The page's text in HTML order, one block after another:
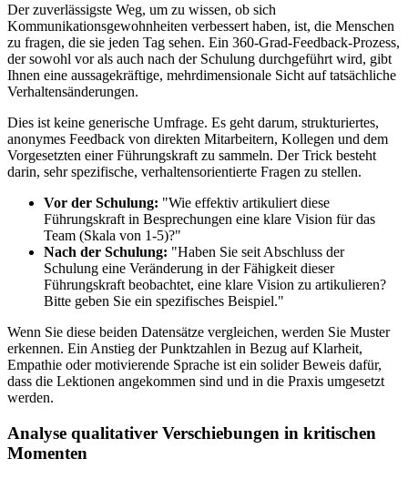
Der zuverlässigste Weg, um zu wissen, ob sich
Kommunikationsgewohnheiten verbessert haben, ist, die Menschen
zu fragen, die sie jeden Tag sehen. Ein 360-Grad-Feedback-Prozess,
der sowohl vor als auch nach der Schulung durchgeführt wird, gibt
Ihnen eine aussagekräftige, mehrdimensionale Sicht auf tatsächliche
Verhaltensänderungen.
Dies ist keine generische Umfrage. Es geht darum, strukturiertes,
anonymes Feedback von direkten Mitarbeitern, Kollegen und dem
Vorgesetzten einer Führungskraft zu sammeln. Der Trick besteht
darin, sehr spezifische, verhaltensorientierte Fragen zu stellen.
Vor der Schulung: "Wie effektiv artikuliert diese
Führungskraft in Besprechungen eine klare Vision für das
Team (Skala von 1-5)?"
Nach der Schulung: "Haben Sie seit Abschluss der
Schulung eine Veränderung in der Fähigkeit dieser
Führungskraft beobachtet, eine klare Vision zu artikulieren?
Bitte geben Sie ein spezifisches Beispiel."
Wenn Sie diese beiden Datensätze vergleichen, werden Sie Muster
erkennen. Ein Anstieg der Punktzahlen in Bezug auf Klarheit,
Empathie oder motivierende Sprache ist ein solider Beweis dafür,
dass die Lektionen angekommen sind und in die Praxis umgesetzt
werden.
Analyse qualitativer Verschiebungen in kritischen
Momenten